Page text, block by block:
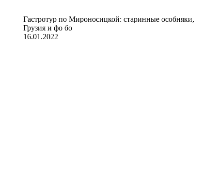
Гастротур по Мироносицкой: старинные особняки,
Грузия и фо бо
16.01.2022